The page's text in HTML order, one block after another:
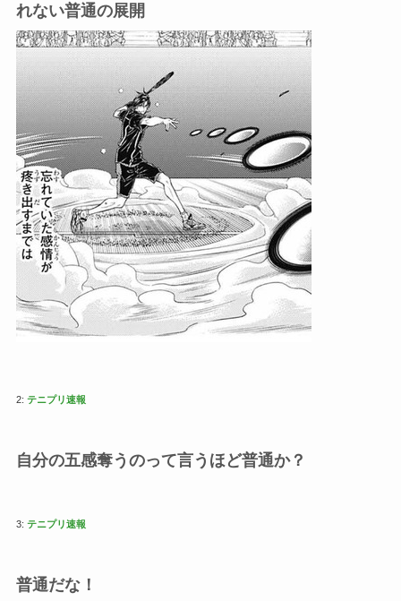
れない普通の展開
2: テニプリ速報
自分の五感奪うのって言うほど普通か？
3: テニプリ速報
普通だな！